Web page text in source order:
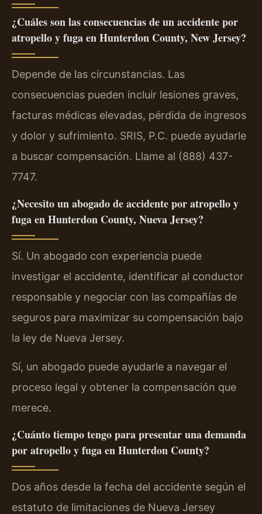
¿Cuáles son las consecuencias de un accidente por
atropello y fuga en Hunterdon County, New Jersey?
Depende de las circunstancias. Las
consecuencias pueden incluir lesiones graves,
facturas médicas elevadas, pérdida de ingresos
y dolor y sufrimiento. SRIS, P.C. puede ayudarle
a buscar compensación. Llame al (888) 437-
7747.
¿Necesito un abogado de accidente por atropello y
fuga en Hunterdon County, Nueva Jersey?
Sí. Un abogado con experiencia puede
investigar el accidente, identificar al conductor
responsable y negociar con las compañías de
seguros para maximizar su compensación bajo
la ley de Nueva Jersey.
Sí, un abogado puede ayudarle a navegar el
proceso legal y obtener la compensación que
merece.
¿Cuánto tiempo tengo para presentar una demanda
por atropello y fuga en Hunterdon County?
Dos años desde la fecha del accidente según el
estatuto de limitaciones de Nueva Jersey